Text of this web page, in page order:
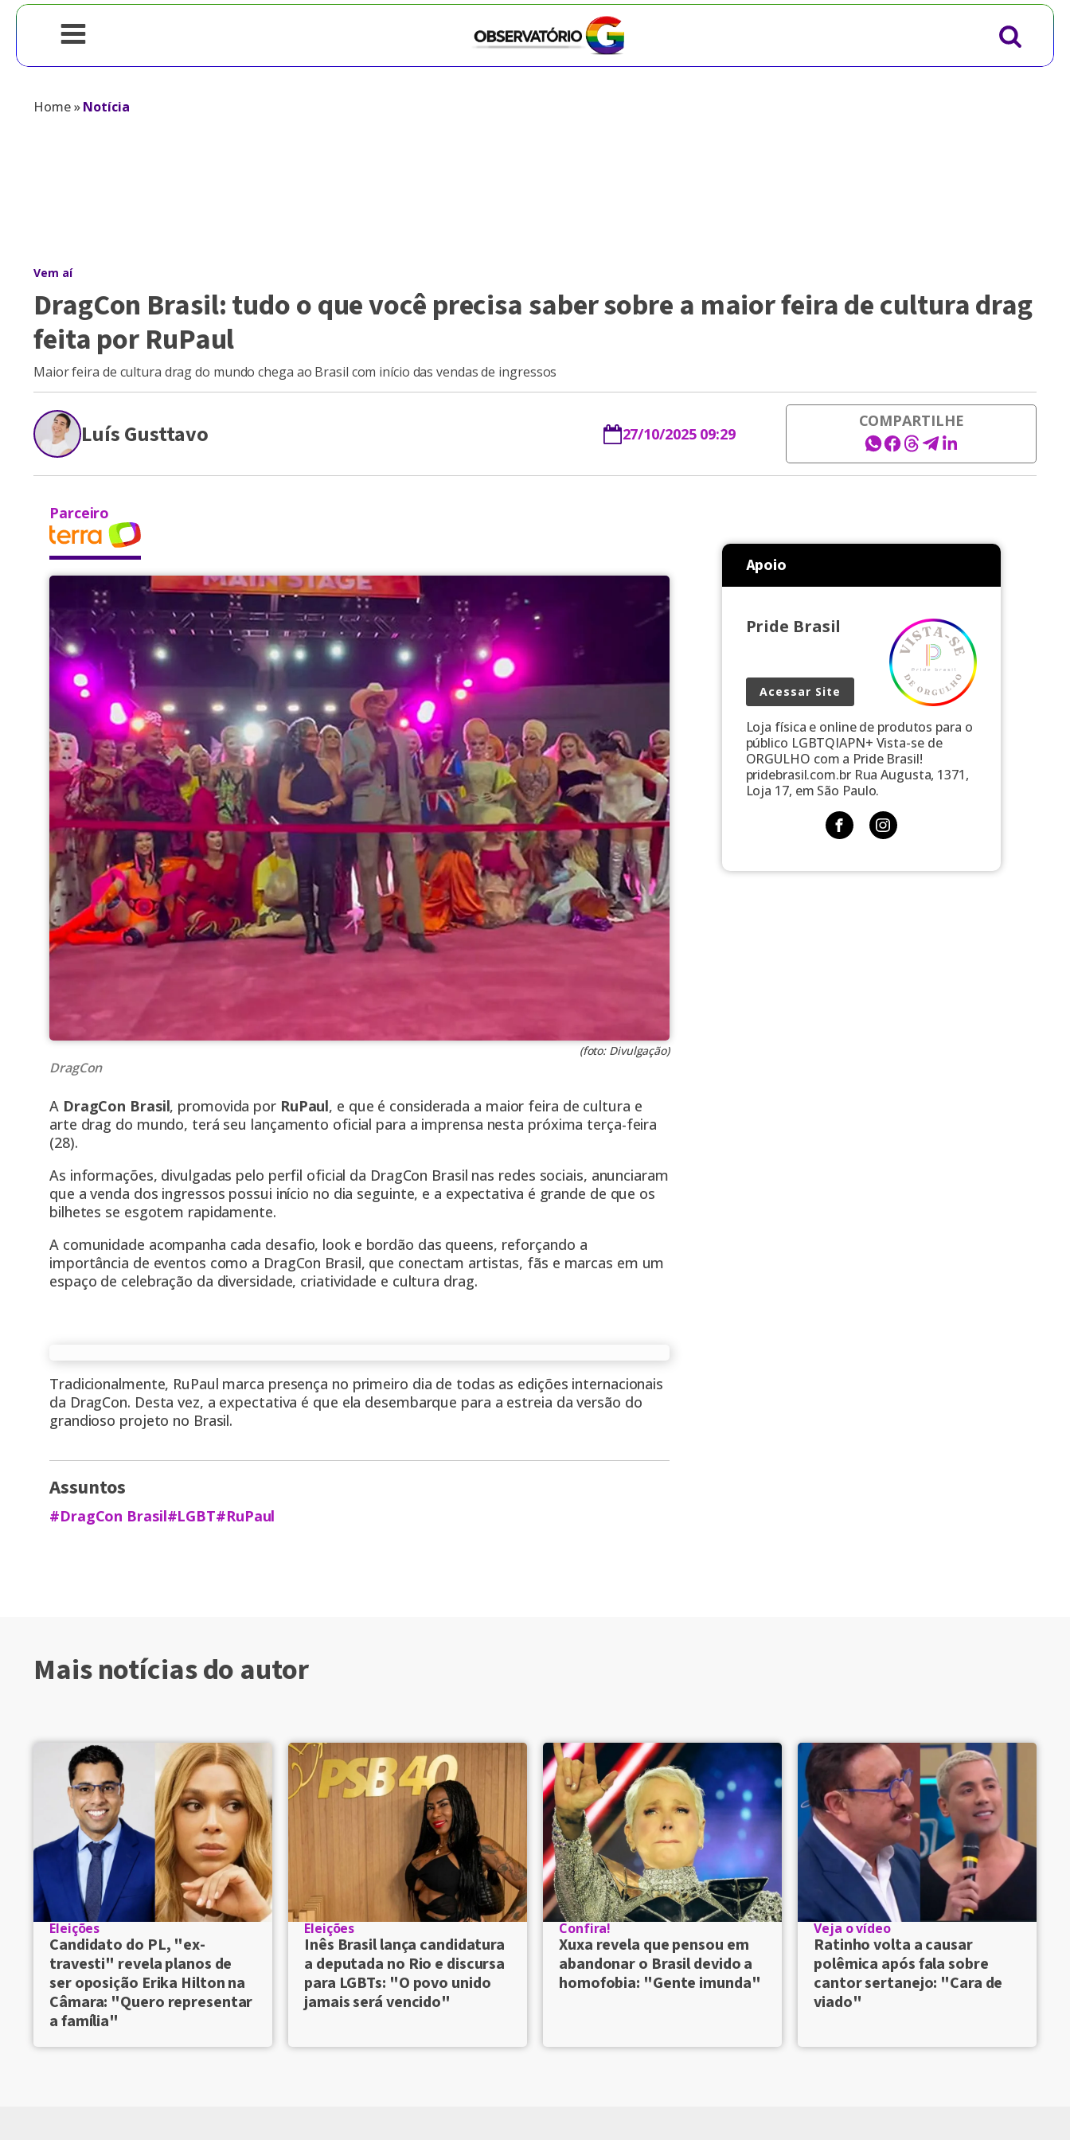
Home»Notícia
Vem aí
DragCon Brasil: tudo o que você precisa saber sobre a maior feira de cultura drag
feita por RuPaul
Maior feira de cultura drag do mundo chega ao Brasil com início das vendas de ingressos
Luís Gusttavo 27/10/2025 09:29
COMPARTILHE
Parceiro
(foto: Divulgação)
DragCon
A DragCon Brasil, promovida porRuPaul, e que é considerada a maior feira de cultura e
arte drag do mundo, terá seu lançamento oficial para a imprensa nesta próxima terça-feira
(28).
As informações, divulgadas pelo perfil oficial da DragCon Brasil nas redes sociais, anunciaram
que a venda dos ingressos possui início no dia seguinte, e a expectativa é grande de que os
bilhetes se esgotem rapidamente.
A comunidade acompanha cada desafio, look e bordão das queens, reforçando a
importância de eventos como a DragCon Brasil, que conectam artistas, fãs e marcas em um
espaço de celebração da diversidade, criatividade e cultura drag.
Tradicionalmente, RuPaul marca presença no primeiro dia de todas as edições internacionais
da DragCon. Desta vez, a expectativa é que ela desembarque para a estreia da versão do
grandioso projeto no Brasil.
Assuntos
#DragCon Brasil#LGBT#RuPaul
Apoio
Pride Brasil
Acessar Site
Loja física e online de produtos para o
público LGBTQIAPN+ Vista-se de
ORGULHO com a Pride Brasil!
pridebrasil.com.br Rua Augusta, 1371,
Loja 17, em São Paulo.
Mais notícias do autor
Eleições
Candidato do PL, "ex-
travesti" revela planos de
ser oposição Erika Hilton na
Câmara: "Quero representar
a família"
Eleições
Inês Brasil lança candidatura
a deputada no Rio e discursa
para LGBTs: "O povo unido
jamais será vencido"
Confira!
Xuxa revela que pensou em
abandonar o Brasil devido a
homofobia: "Gente imunda"
Veja o vídeo
Ratinho volta a causar
polêmica após fala sobre
cantor sertanejo: "Cara de
viado"